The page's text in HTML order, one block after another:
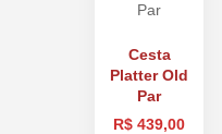
Cesta
Platter Old
Par
R$ 439,00